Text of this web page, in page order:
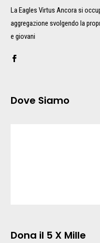
La Eagles Virtus Ancora si
aggregazione svolgendo la
e giovani
Dove Siamo
Dona il 5 X Mille